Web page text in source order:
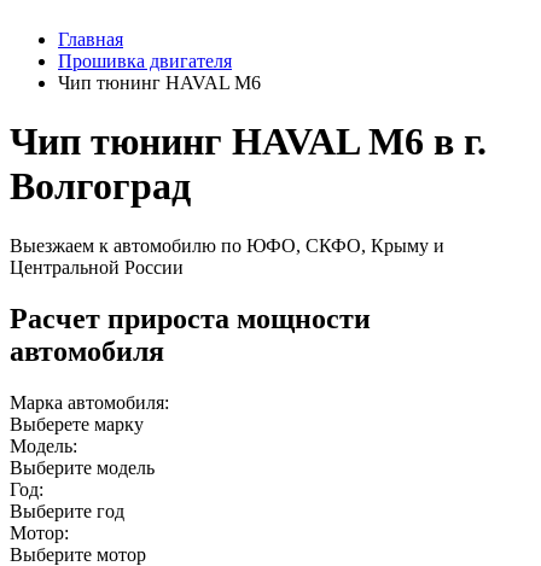
Главная
Прошивка двигателя
Чип тюнинг HAVAL M6
Чип тюнинг HAVAL M6 в г.
Волгоград
Выезжаем к автомобилю по ЮФО, СКФО, Крыму и
Центральной России
Расчет прироста мощности
автомобиля
Марка автомобиля:
Выберете марку
Модель:
Выберите модель
Год:
Выберите год
Мотор:
Выберите мотор